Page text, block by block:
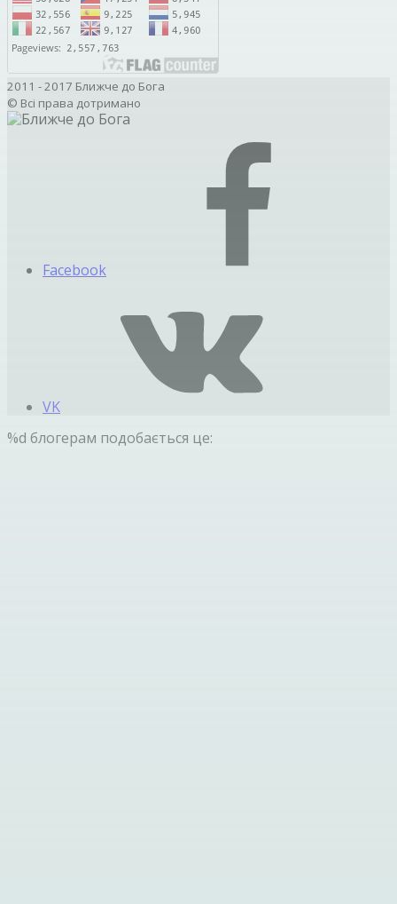
2011 - 2017 Ближче до Бога
© Всі права дотримано
Facebook
VK
%d блогерам подобається це: